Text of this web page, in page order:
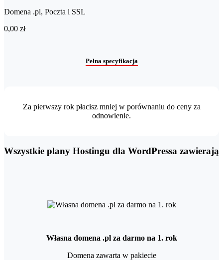
Domena .pl, Poczta i SSL
0,00 zł
Pełna specyfikacja
Za pierwszy rok płacisz mniej w porównaniu do ceny za
odnowienie.
Wszystkie plany Hostingu dla WordPressa zawierają
Własna domena .pl za darmo na 1. rok
Domena zawarta w pakiecie